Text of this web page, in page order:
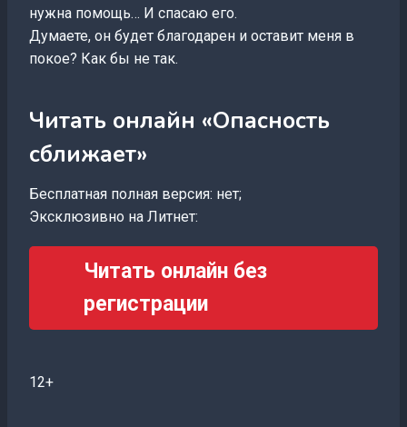
нужна помощь… И спасаю его.
Думаете, он будет благодарен и оставит меня в
покое? Как бы не так.
Читать онлайн «Опасность
сближает»
Бесплатная полная версия: нет;
Эксклюзивно на Литнет:
Читать онлайн без
регистрации
12+